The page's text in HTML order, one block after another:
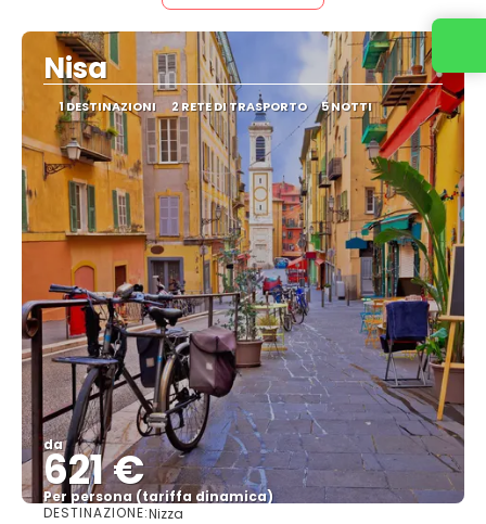
Nisa
1 DESTINAZIONI 2 RETE DI TRASPORTO 5 NOTTI
da
621 €
Per persona (tariffa dinamica)
DESTINAZIONE:Nizza